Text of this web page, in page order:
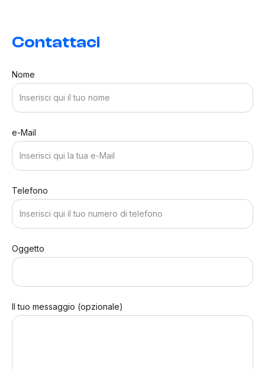
Contattaci
Nome
e-Mail
Telefono
Oggetto
Il tuo messaggio (opzionale)